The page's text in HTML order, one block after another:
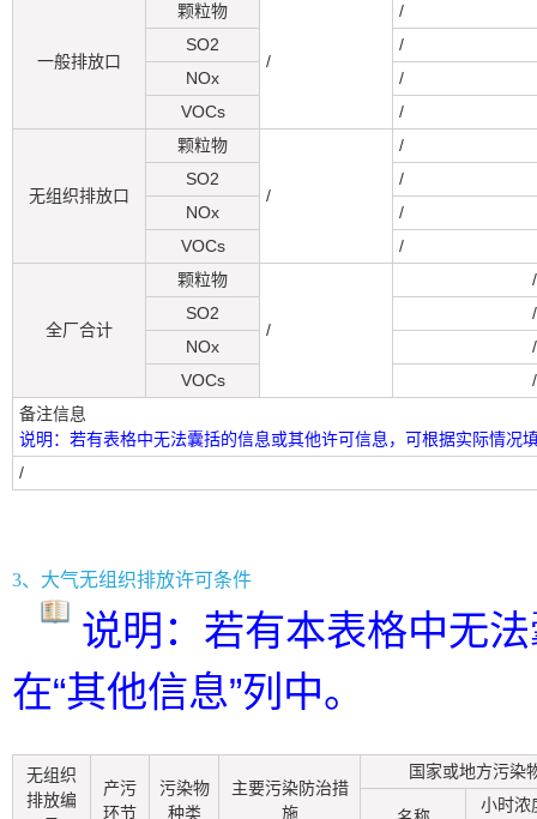
一般排放口
颗粒物
/
/
SO2
/
NOx
/
VOCs
/
无组织排放口
颗粒物
/
/
SO2
/
NOx
/
VOCs
/
全厂合计
颗粒物
/
/
SO2
/
NOx
/
VOCs
/
备注信息
说明：若有表格中无法囊括的信息或其他许可信息，可根据实际情况
/
3、大气无组织排放许可条件
说明：若有本表格中无
在“其他信息”列中。
无组织
排放编
产污
环节
污染物
种类
主要污染防治措
施
国家或地方污染
小时浓